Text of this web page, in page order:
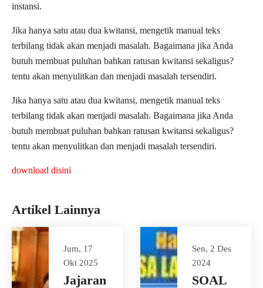
instansi.
Jika hanya satu atau dua kwitansi, mengetik manual teks
terbilang tidak akan menjadi masalah. Bagaimana jika Anda
butuh membuat puluhan bahkan ratusan kwitansi sekaligus?
tentu akan menyulitkan dan menjadi masalah tersendiri.
Jika hanya satu atau dua kwitansi, mengetik manual teks
terbilang tidak akan menjadi masalah. Bagaimana jika Anda
butuh membuat puluhan bahkan ratusan kwitansi sekaligus?
tentu akan menyulitkan dan menjadi masalah tersendiri.
download disini
Artikel Lainnya
Jum, 17
Okt 2025
Jajaran
Sen, 2 Des
2024
SOAL